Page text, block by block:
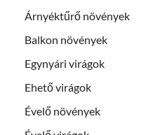
Árnyéktűrő növények
Balkon növények
Egynyári virágok
Ehető virágok
Évelő növények